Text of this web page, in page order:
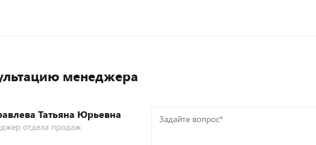
менеджера
Татьяна Юрьевна
отдела продаж
Задайте